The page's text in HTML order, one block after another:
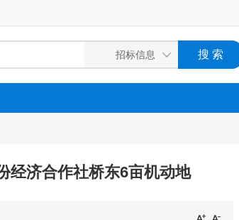
经济合作社桥东6亩机动地